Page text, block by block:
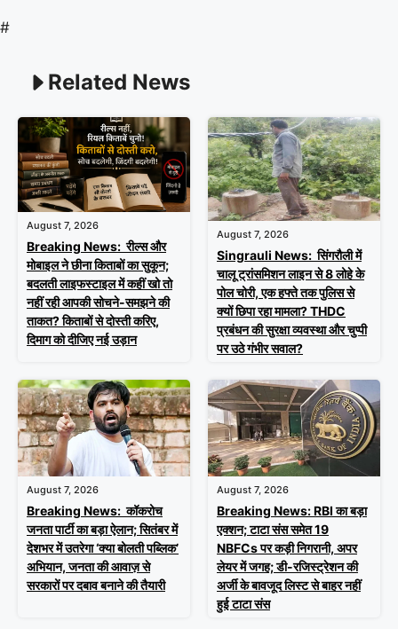
#
Related News
August 7, 2026
Breaking News: रील्स और
मोबाइल ने छीना किताबों का सुकून;
बदलती लाइफस्टाइल में कहीं खो तो
नहीं रही आपकी सोचने-समझने की
ताकत? किताबों से दोस्ती करिए,
दिमाग को दीजिए नई उड़ान
August 7, 2026
Singrauli News: सिंगरौली में
चालू ट्रांसमिशन लाइन से 8 लोहे के
पोल चोरी, एक हफ्ते तक पुलिस से
क्यों छिपा रहा मामला? THDC
प्रबंधन की सुरक्षा व्यवस्था और चुप्पी
पर उठे गंभीर सवाल?
August 7, 2026
Breaking News: कॉकरोच
जनता पार्टी का बड़ा ऐलान; सितंबर में
देशभर में उतरेगा ‘क्या बोलती पब्लिक’
अभियान, जनता की आवाज़ से
सरकारों पर दबाव बनाने की तैयारी
August 7, 2026
Breaking News: RBI का बड़ा
एक्शन; टाटा संस समेत 19
NBFCs पर कड़ी निगरानी, अपर
लेयर में जगह; डी-रजिस्ट्रेशन की
अर्जी के बावजूद लिस्ट से बाहर नहीं
हुई टाटा संस